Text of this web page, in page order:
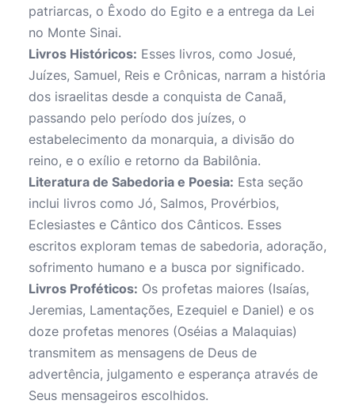
patriarcas, o Êxodo do Egito e a entrega da Lei
no Monte Sinai.
Livros Históricos: Esses livros, como Josué,
Juízes, Samuel, Reis e Crônicas, narram a história
dos israelitas desde a conquista de Canaã,
passando pelo período dos juízes, o
estabelecimento da monarquia, a divisão do
reino, e o exílio e retorno da Babilônia.
Literatura de Sabedoria e Poesia: Esta seção
inclui livros como Jó, Salmos, Provérbios,
Eclesiastes e Cântico dos Cânticos. Esses
escritos exploram temas de sabedoria, adoração,
sofrimento humano e a busca por significado.
Livros Proféticos: Os profetas maiores (Isaías,
Jeremias, Lamentações, Ezequiel e Daniel) e os
doze profetas menores (Oséias a Malaquias)
transmitem as mensagens de Deus de
advertência, julgamento e esperança através de
Seus mensageiros escolhidos.